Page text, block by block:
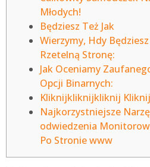
Młodych!
Będziesz Też Jak
Wierzymy, Hdy
Rzetelną Stronę:
Jak Oceniamy
Opcji Binarnych:
Kliknijkliknijkliknij Kliknij
Najkorzystniejsze
odwiedzenia
Po Stronie www